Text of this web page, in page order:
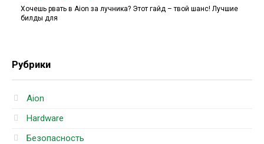
Хочешь рвать в Aion за лучника? Этот гайд – твой шанс! Лучшие
билды для
Рубрики
Aion
Hardware
Безопасность